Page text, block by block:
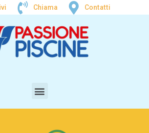
Chiama Contatti